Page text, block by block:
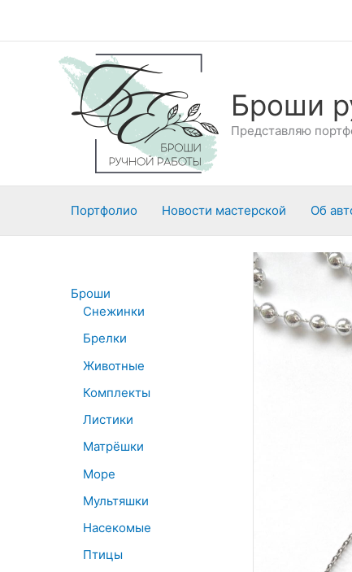
Броши
Представляю
Портфолио Новости мастерской Об
Броши
Снежинки
Брелки
Животные
Комплекты
Листики
Матрёшки
Море
Мультяшки
Насекомые
Птицы